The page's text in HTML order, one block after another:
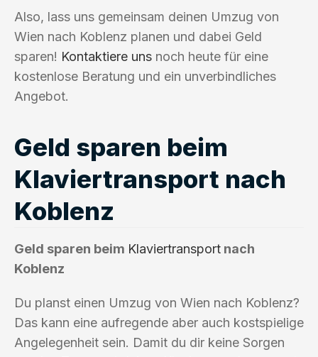
Also, lass uns gemeinsam deinen Umzug von
Wien nach Koblenz planen und dabei Geld
sparen! Kontaktiere uns noch heute für eine
kostenlose Beratung und ein unverbindliches
Angebot.
Geld sparen beim
Klaviertransport nach
Koblenz
Geld sparen beim Klaviertransport nach
Koblenz
Du planst einen Umzug von Wien nach Koblenz?
Das kann eine aufregende aber auch kostspielige
Angelegenheit sein. Damit du dir keine Sorgen